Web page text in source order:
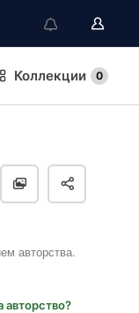
Коллекции 0
авторства.
авторство?